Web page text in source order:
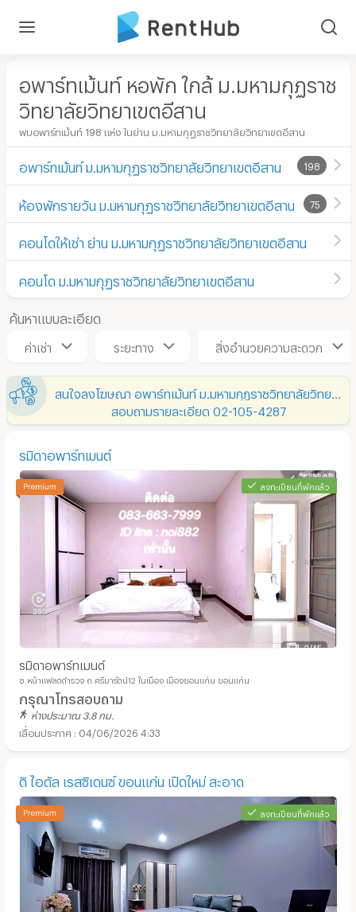
อพาร์ทเม้นท์ หอพัก ใกล้ ม.มหามกุฏราช
วิทยาลัยวิทยาเขตอีสาน
พบอพาร์ทเม้นท์ 198 แห่ง ในย่าน ม.มหามกุฏราชวิทยาลัยวิทยาเขตอีสาน
อพาร์ทเม้นท์ ม.มหามกุฏราชวิทยาลัยวิทยาเขตอีสาน 198
ห้องพักรายวัน ม.มหามกุฏราชวิทยาลัยวิทยาเขตอีสาน 75
คอนโดให้เช่า ย่าน ม.มหามกุฏราชวิทยาลัยวิทยาเขตอีสาน
คอนโด ม.มหามกุฏราชวิทยาลัยวิทยาเขตอีสาน
ค้นหาแบบละเอียด
ค่าเช่า ระยะทาง สิ่งอำนวยความสะดวก
สอบถามรายละเอียด 02-105-4287
รมิดาอพาร์ทเมนต์
ลงทะเบียนที่พักแล้ว
รมิดาอพาร์ทเมนต์
ซ.หน้าแฟลตตำรวจ ถ.ศรีมารัตน์12 ในเมือง เมืองขอนแก่น ขอนแก่น
กรุณาโทรสอบถาม
ห่างประมาณ 3.8 กม.
04/06/2026 4:33
ดิ ไอดัล เรสซิเดนซ์ ขอนแก่น เปิดใหม่ สะอาด
ลงทะเบียนที่พักแล้ว